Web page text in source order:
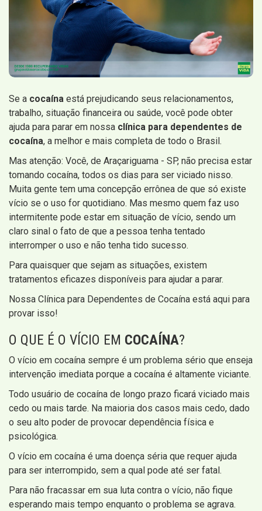
Se a cocaína está prejudicando seus relacionamentos,
trabalho, situação financeira ou saúde, você pode obter
ajuda para parar em nossa clínica para dependentes de
cocaína, a melhor e mais completa de todo o Brasil.
Mas atenção: Você, de Araçariguama - SP, não precisa estar
tomando cocaína, todos os dias para ser viciado nisso.
Muita gente tem uma concepção errônea de que só existe
vício se o uso for quotidiano. Mas mesmo quem faz uso
intermitente pode estar em situação de vício, sendo um
claro sinal o fato de que a pessoa tenha tentado
interromper o uso e não tenha tido sucesso.
Para quaisquer que sejam as situações, existem
tratamentos eficazes disponíveis para ajudar a parar.
Nossa Clínica para Dependentes de Cocaína está aqui para
provar isso!
O QUE É O VÍCIO EM COCAÍNA?
O vício em cocaína sempre é um problema sério que enseja
intervenção imediata porque a cocaína é altamente viciante.
Todo usuário de cocaína de longo prazo ficará viciado mais
cedo ou mais tarde. Na maioria dos casos mais cedo, dado
o seu alto poder de provocar dependência física e
psicológica.
O vício em cocaína é uma doença séria que requer ajuda
para ser interrompido, sem a qual pode até ser fatal.
Para não fracassar em sua luta contra o vício, não fique
esperando mais tempo enquanto o problema se agrava.